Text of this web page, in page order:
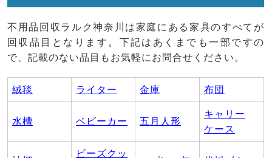
不用品回収ラルク神奈川は家庭にある家具のすべてが
回収品目となります。下記はあくまでも一部ですの
で、記載のない品目もお気軽にお問合せください。
絨毯 ライター 金庫 布団
水槽 ベビーカー 五月人形
キャリー
ケース
ビーズクッ